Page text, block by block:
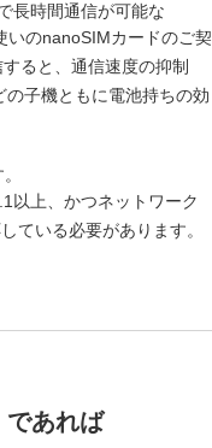
長時間通信が可能な
いのnanoSIMカードのご契
ると、通信速度の抑制
子機ともに電池持ちの効
以上、かつネットワーク
ている必要があります。
であれば